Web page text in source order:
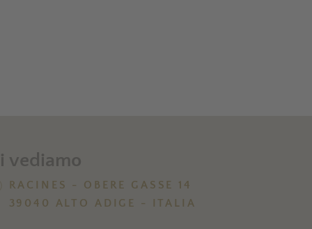
vediamo
RACINES - OBERE GASSE 14
39040 ALTO ADIGE - ITALIA